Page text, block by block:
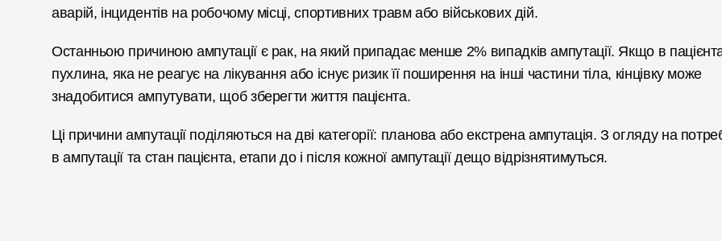
аварій, інцидентів на робочому місці, спортивних травм або військових дій.
Останньою причиною ампутації є рак, на який припадає менше 2% випадків ампутації. Якщо в
пухлина, яка не реагує на лікування або існує ризик її поширення на інші частини тіла, кінцівку може
знадобитися ампутувати, щоб зберегти життя пацієнта.
Ці причини ампутації поділяються на дві категорії: планова або екстрена ампутація. З огляду на
в ампутації та стан пацієнта, етапи до і після кожної ампутації дещо відрізнятимуться.